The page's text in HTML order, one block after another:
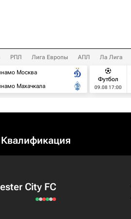
РПЛ Лига Европы АПЛ Ла Лига
Москва
Махачкала
Футбол
09.08 17:00
City FC